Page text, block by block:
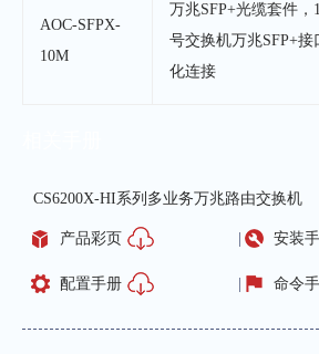
AOC-SFPX-
10M
万兆SFP+光缆套件，
号交换机万兆SFP+接
化连接
CS6200X-HI系列多业务万兆路由交换机
产品彩页 安装
配置手册 命令